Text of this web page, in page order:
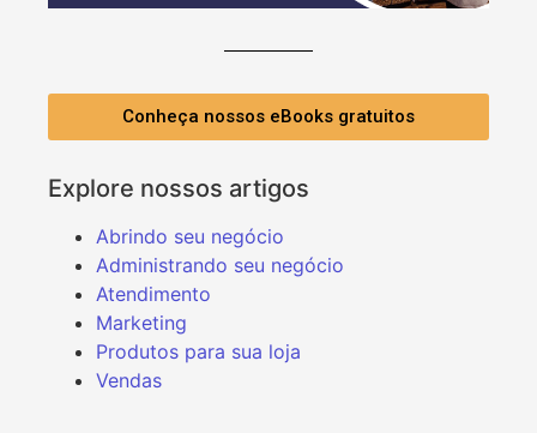
Conheça nossos eBooks gratuitos
Explore nossos artigos
Abrindo seu negócio
Administrando seu negócio
Atendimento
Marketing
Produtos para sua loja
Vendas